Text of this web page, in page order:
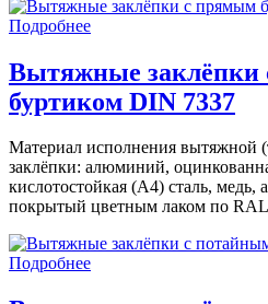
Подробнее
Вытяжные
буртиком DIN 7337
Материал исполнения вытяжной
заклёпки: алюминий,
кислотостойкая (A4) сталь,
покрытый цветным лаком по
Подробнее